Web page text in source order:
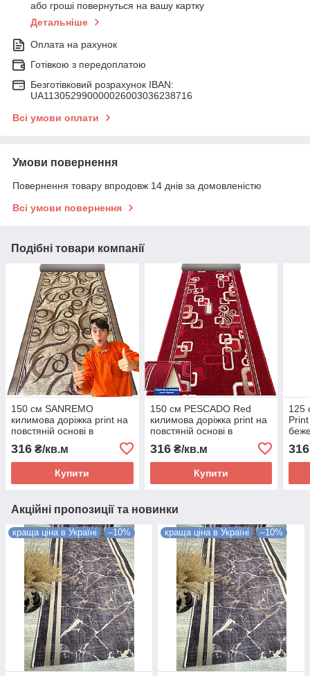
або гроші повернуться на вашу картку
Детальніше
Оплата на рахунок
Готівкою з передоплатою
Безготівковий розрахунок IBAN:
UA113052990000026003036238716
Всі умови оплати
Умови повернення
Повернення товару впродовж 14 днів за домовленістю
Всі умови повернення
Подібні товари компанії
150 см SANREMO
килимова доріжка print на
повстяній основі в
316 ₴/кв.м
Купити
150 см PESCADO Red
килимова доріжка print на
повстяній основі в
316₴/кв.м
Купити
125
Print
316
Акційні пропозиції та новинки
краща ціна в Україні –10% краща ціна в Україні –10%